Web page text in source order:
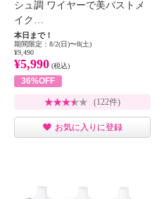
シュ調 ワイヤーで美バストメ
イク…
本日まで！
期間限定：8/2(日)〜8(土)
¥9,490
¥5,990 (税込)
36%OFF
(122件)
お気に入りに登録